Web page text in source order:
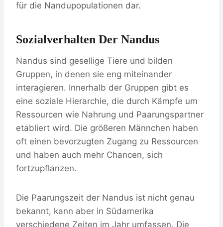
für die Nandupopulationen dar.
Sozialverhalten Der Nandus
Nandus sind gesellige Tiere und bilden
Gruppen, in denen sie eng miteinander
interagieren. Innerhalb der Gruppen gibt es
eine soziale Hierarchie, die durch Kämpfe um
Ressourcen wie Nahrung und Paarungspartner
etabliert wird. Die größeren Männchen haben
oft einen bevorzugten Zugang zu Ressourcen
und haben auch mehr Chancen, sich
fortzupflanzen.
Die Paarungszeit der Nandus ist nicht genau
bekannt, kann aber in Südamerika
verschiedene Zeiten im Jahr umfassen. Die